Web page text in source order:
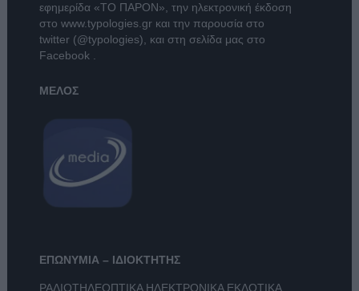
εφημερίδα «ΤΟ ΠΑΡΟΝ» , την ηλεκτρονική έκδοση
στο www.typologies.grκαι την παρουσία στο
twitter (@typologies) , και στη σελίδα μας στο
Facebook
ΜΕΛΟΣ
ΕΠΩΝΥΜΙΑ – ΙΔΙΟΚΤΗΤΗΣ
ΡΑΔΙΟΤΗΛΕΟΠΤΙΚΑ ΗΛΕΚΤΡΟΝΙΚΑ ΕΚΔΟΤΙΚΑ